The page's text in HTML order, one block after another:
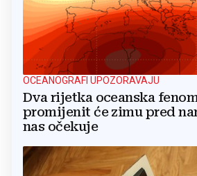
OCEANOGRAFI UPOZORAVAJU
Dva rijetka oceanska
promijenit će zimu pred
nas očekuje